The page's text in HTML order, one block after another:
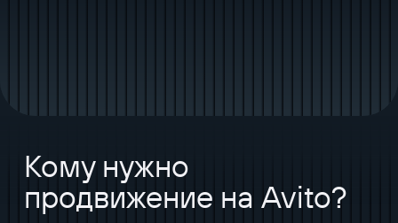
Кому нужно
продвижение на Avito?